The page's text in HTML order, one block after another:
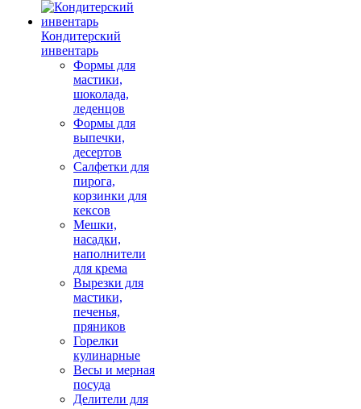
Кондитерский
инвентарь
Формы для
мастики,
шоколада,
леденцов
Формы для
выпечки,
десертов
Салфетки для
пирога,
корзинки для
кексов
Мешки,
насадки,
наполнители
для крема
Вырезки для
мастики,
печенья,
пряников
Горелки
кулинарные
Весы и мерная
посуда
Делители для